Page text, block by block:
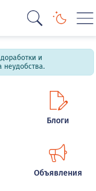
и
неудобства.
Блоги
Объявления